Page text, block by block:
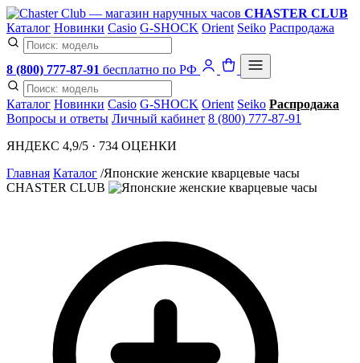
CHASTER CLUB
Каталог Новинки Casio G-SHOCK Orient Seiko Распродажа
8 (800) 777-87-91 бесплатно по РФ
Каталог Новинки Casio G-SHOCK Orient Seiko Распродажа
Вопросы и ответы Личный кабинет 8 (800) 777-87-91
ЯНДЕКС 4,9/5 · 734 ОЦЕНКИ
Главная Каталог /Японские женские кварцевые часы
CHASTER CLUB